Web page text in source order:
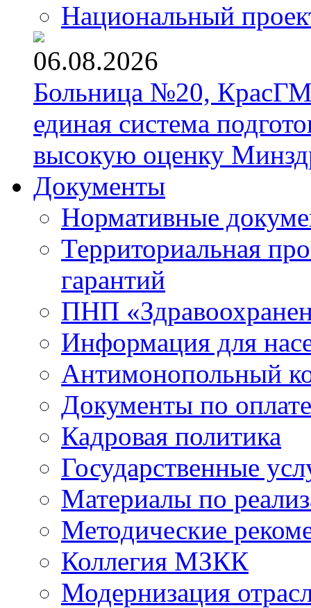
Национальный
06.08.2026
Больница №20,
единая система
высокую оценку
Документы
Нормативные
Территориальная
гарантий
ПНП
Информация для
Антимонопольный
Документы по
Кадровая политика
Государственные
Материалы по
Методические
Коллегия МЗКК
Модернизация